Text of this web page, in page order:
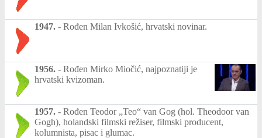
1947. - Rođen Milan Ivkošić, hrvatski novinar.
1956. - Rođen Mirko Miočić, najpoznatiji je
hrvatski kvizoman.
1957. - Rođen Teodor „Teo“ van Gog (hol. Theodoor van
Gogh), holandski filmski režiser, filmski producent,
kolumnista, pisac i glumac.